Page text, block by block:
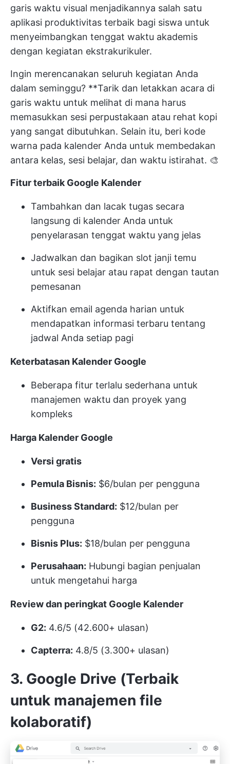
garis waktu visual menjadikannya salah satu
aplikasi produktivitas terbaik bagi siswa untuk
menyeimbangkan tenggat waktu akademis
dengan kegiatan ekstrakurikuler.
Ingin merencanakan seluruh kegiatan Anda
dalam seminggu? **Tarik dan letakkan acara di
garis waktu untuk melihat di mana harus
memasukkan sesi perpustakaan atau rehat kopi
yang sangat dibutuhkan. Selain itu, beri kode
warna pada kalender Anda untuk membedakan
antara kelas, sesi belajar, dan waktu istirahat. 🎨
Fitur terbaik Google Kalender
Tambahkan dan lacak tugas secara
langsung di kalender Anda untuk
penyelarasan tenggat waktu yang jelas
Jadwalkan dan bagikan slot janji temu
untuk sesi belajar atau rapat dengan tautan
pemesanan
Aktifkan email agenda harian untuk
mendapatkan informasi terbaru tentang
jadwal Anda setiap pagi
Keterbatasan Kalender Google
Beberapa fitur terlalu sederhana untuk
manajemen waktu dan proyek yang
kompleks
Harga Kalender Google
Versi gratis
Pemula Bisnis: $6/bulan per pengguna
Business Standard: $12/bulan per
pengguna
Bisnis Plus: $18/bulan per pengguna
Perusahaan: Hubungi bagian penjualan
untuk mengetahui harga
Review dan peringkat Google Kalender
G2: 4.6/5 (42.600+ ulasan)
Capterra: 4.8/5 (3.300+ ulasan)
3. Google Drive (Terbaik
untuk manajemen file
kolaboratif)